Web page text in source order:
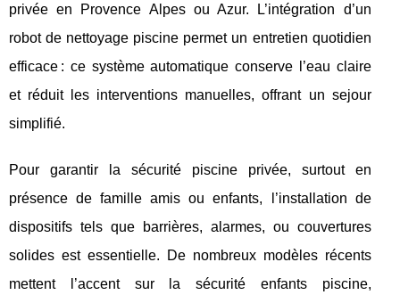
privée en Provence Alpes ou Azur. L’intégration d’un
robot de nettoyage piscine permet un entretien quotidien
efficace : ce système automatique conserve l’eau claire
et réduit les interventions manuelles, offrant un sejour
simplifié.
Pour garantir la sécurité piscine privée, surtout en
présence de famille amis ou enfants, l’installation de
dispositifs tels que barrières, alarmes, ou couvertures
solides est essentielle. De nombreux modèles récents
mettent l’accent sur la sécurité enfants piscine,